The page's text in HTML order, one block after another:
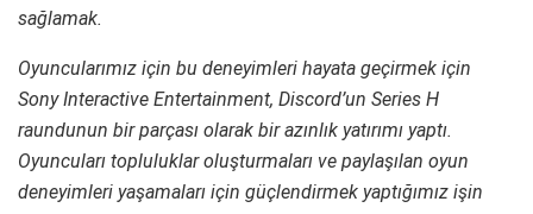
sağlamak.
Oyuncularımız için bu deneyimleri hayata geçirmek için
Sony Interactive Entertainment, Discord’un Series H
raundunun bir parçası olarak bir azınlık yatırımı yaptı.
Oyuncuları topluluklar oluşturmaları ve paylaşılan oyun
deneyimleri yaşamaları için güçlendirmek yaptığımız işin